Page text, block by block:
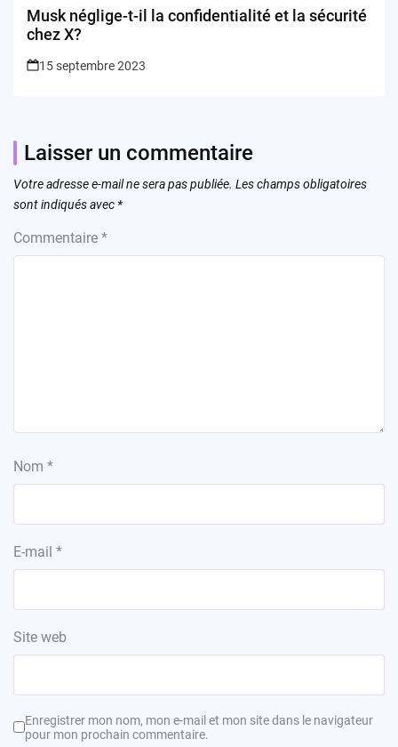
Musk néglige-t-il la confidentialité et la sécurité
chez X?
15 septembre 2023
Laisser un commentaire
Votre adresse e-mail ne sera pas publiée. Les champs obligatoires
sont indiqués avec *
Commentaire *
Nom *
E-mail *
Site web
Enregistrer mon nom, mon e-mail et mon site dans le navigateur
pour mon prochain commentaire.